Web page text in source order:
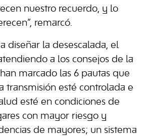
nuestro recuerdo, y lo
remarcó.
diseñar la desescalada, el
a los consejos de la
marcado las 6 pautas que
transmisión esté controlada e
esté en condiciones de
con mayor riesgo y
de mayores; un sistema